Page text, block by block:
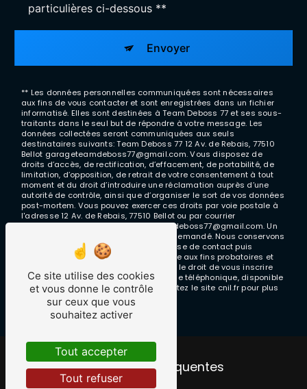
particulières ci-dessous **
Envoyer
** Les données personnelles communiquées sont nécessaires
aux fins de vous contacter et sont enregistrées dans un fichier
informatisé. Elles sont destinées à Team Deboss 77 et ses sous-
traitants dans le seul but de répondre à votre message. Les
données collectées seront communiquées aux seuls
destinataires suivants: Team Deboss 77 12 Av. de Rebais, 77510
Bellot garageteamdeboss77@gmail.com. Vous disposez de
droits d’accès, de rectification, d’effacement, de portabilité, de
limitation, d’opposition, de retrait de votre consentement à tout
moment et du droit d’introduire une réclamation auprès d’une
autorité de contrôle, ainsi que d’organiser le sort de vos données
post-mortem. Vous pouvez exercer ces droits par voie postale à
l'adresse 12 Av. de Rebais, 77510 Bellot ou par courrier
électronique à l'adresse garageteamdeboss77@gmail.com. Un
justificatif d'identité pourra vous être demandé. Nous conservons
vos données pendant la période de prise de contact puis
pendant la durée de prescription légale aux fins probatoires et
de gestion des contentieux. Vous avez le droit de vous inscrire
sur la liste d'opposition au démarchage téléphonique, disponible
à cette adresse:Bloctel.gouv.fr. Consultez le site cnil.fr pour plus
d’informations sur vos droits.
Recherches fréquentes
Ce site utilise des cookies
et vous donne le contrôle
sur ceux que vous
souhaitez activer
Tout accepter
Tout refuser